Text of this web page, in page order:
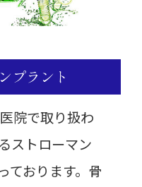
プラント
院で取り扱わ
ストローマン
ております。骨